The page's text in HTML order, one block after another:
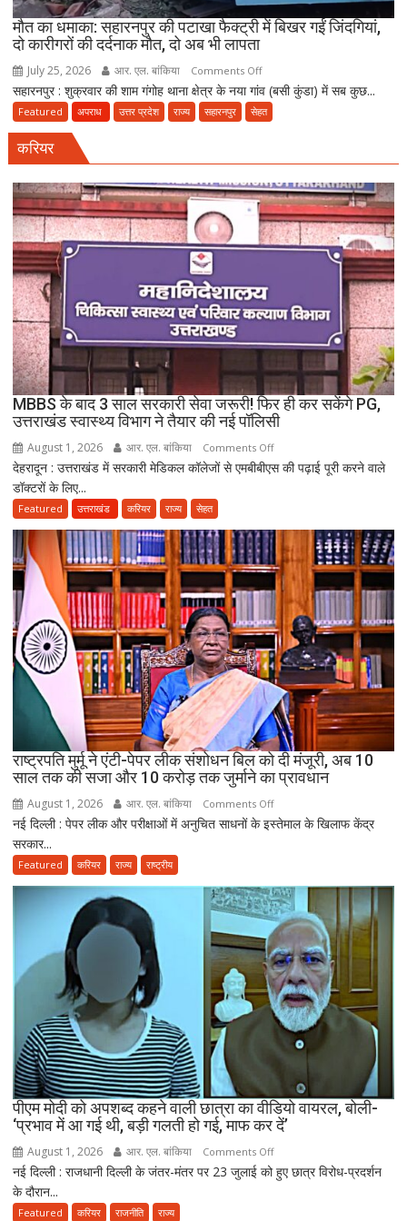
FIR
मौत का धमाका: सहारनपुर की पटाखा फैक्ट्री में बिखर गईं जिंदगियां,
दो कारीगरों की दर्दनाक मौत, दो अब भी लापता
July 25, 2026 आर. एल. बांकिया Comments Offon
मौत
का
की
पटाखा
फैक्ट्री
में
बिखर
जिंदगियां,
दो
की
दर्दनाक
मौत,
दो
अब
भी
लापता
सहारनपुर : शुक्रवार की शाम गंगोह थाना क्षेत्र के नया गांव (बसी कुंडा) में सब कुछ...
Featured अपराध उत्तर प्रदेश राज्य सहारनपुर सेहत
करियर
MBBS के बाद 3 साल सरकारी सेवा जरूरी! फिर ही कर सकेंगे PG,
उत्तराखंड स्वास्थ्य विभाग ने तैयार की नई पॉलिसी
August 1, 2026 आर. एल. बांकिया Comments Offon
MBBS
3
साल
सरकारी
सेवा
जरूरी!
फिर
ही
कर
सकेंगे
PG,
उत्तराखंड
स्वास्थ्य
विभाग
ने
तैयार
की
देहरादून : उत्तराखंड में सरकारी मेडिकल कॉलेजों से एमबीबीएस की पढ़ाई पूरी करने वाले
डॉक्टरों के लिए...
Featured उत्तराखंड करियर राज्य सेहत
राष्ट्रपति मुर्मू ने एंटी-पेपर लीक संशोधन बिल को दी मंजूरी, अब 10
साल तक की सजा और 10 करोड़ तक जुर्माने का प्रावधान
August 1, 2026 आर. एल. बांकिया Comments Offon
राष्ट्रपति
एंटी-
पेपर
लीक
संशोधन
बिल
को
दी
मंजूरी,
अब
10
तक
की
10
नई दिल्ली : पेपर लीक और परीक्षाओं में अनुचित साधनों के इस्तेमाल के खिलाफ केंद्र
सरकार...
Featured करियर राज्य राष्ट्रीय
पीएम मोदी को अपशब्द कहने वाली छात्रा का वीडियो वायरल, बोली-
‘प्रभाव में आ गई थी, बड़ी गलती हो गई, माफ कर दें’
August 1, 2026 आर. एल. बांकिया Comments Offon
पीएम
नई दिल्ली : राजधानी दिल्ली के जंतर-मंतर पर 23 जुलाई को हुए छात्र विरोध-प्रदर्शन
के दौरान...
Featured करियर राजनीति राज्य